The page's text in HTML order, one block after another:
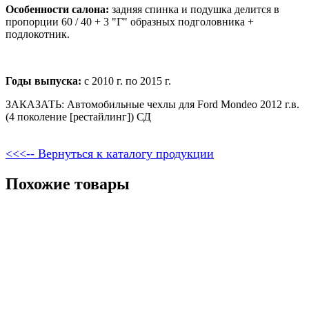
Особенности салона: задняя спинка и подушка делится в
пропорции 60 / 40 + 3 "Г" образных подголовника +
подлокотник.
Годы выпуска: с 2010 г. по 2015 г.
ЗАКАЗАТЬ: Автомобильные чехлы для Ford Mondeo 2012 г.в.
(4 поколение [рестайлинг]) СД
<<<-- Вернуться к каталогу продукции
Похожие товары